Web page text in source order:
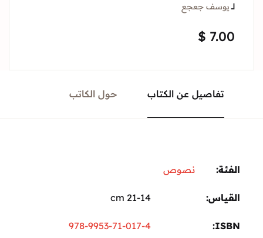
لــ يوسف جعجع
$ 7.00
تفاصيل عن الكتاب حول الكاتب
الفئة: نصوص
القياس 21-14 cm
ISBN
978-9953-71-017-4